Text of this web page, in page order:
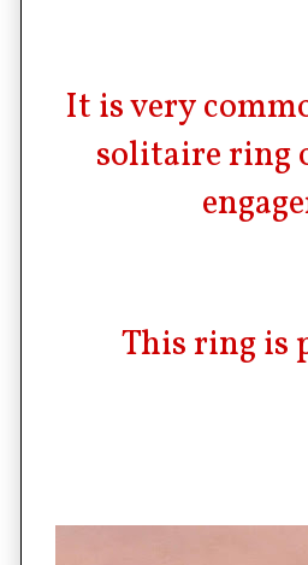
It is very
solitaire ring
This ring is